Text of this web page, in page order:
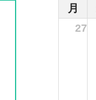
月
27